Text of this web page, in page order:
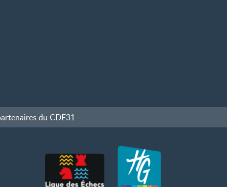
du CDE31